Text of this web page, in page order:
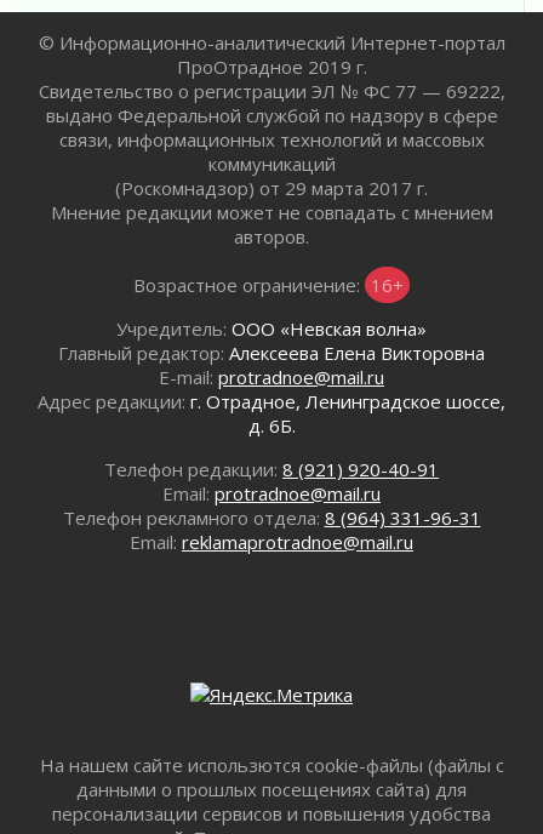
операторов БПЛА
02 августа 2026
В Ивангороде появилась «Избушка-
воробушка»
02 августа 2026
Юхла, мука, кантеле и Водяной
01 августа 2026
Лето катится с горки
В Ленобласти открылась экспозиция к 150-
летию Билибина
01 августа 2026
Лето без гаджетов
Болезнь девственниц и вампиров
Безмолвный крик о помощи
В музей всей семьёй
01 августа 2026
Все силы в кулак
Айда на пляж!
01 августа 2026
Один в поле — не воин
© Информационно-аналитический Интернет-портал
ПроОтрадное 2019 г.
Свидетельство о регистрации ЭЛ № ФС 77 — 69222,
выдано Федеральной службой по надзору в сфере
связи, информационных технологий и массовых
коммуникаций
(Роскомнадзор) от 29 марта 2017 г.
Мнение редакции может не совпадать с мнением
авторов.
Возрастное ограничение: 16+
Учредитель: ООО «Невская волна»
Главный редактор: Алексеева Елена Викторовна
E-mail: protradnoe@mail.ru
Адрес редакции: г. Отрадное, Ленинградское шоссе,
д. 6Б.
Телефон редакции: 8 (921) 920-40-91
Email: protradnoe@mail.ru
Телефон рекламного отдела: 8 (964) 331-96-31
Email: reklamaprotradnoe@mail.ru
На нашем сайте использются cookie-файлы (файлы с
данными о прошлых посещениях сайта) для
персонализации сервисов и повышения удобства